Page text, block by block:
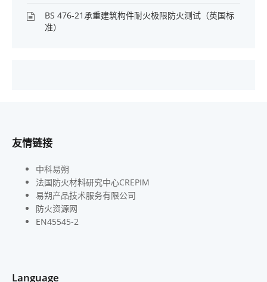
BS 476-21承重建筑构件耐火极限防火测试（英国标
准）
友情链接
中科易朔
法国防火材料研究中心CREPIM
易朔产品技术服务有限公司
防火资源网
EN45545-2
Language